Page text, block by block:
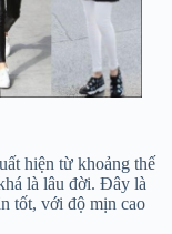
hiện từ khoảng thế
là lâu đời. Đây là
tốt, với độ mịn cao